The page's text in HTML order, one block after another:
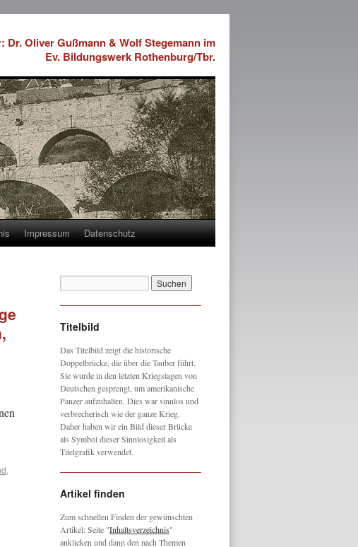
Dr. Oliver Gußmann & Wolf Stegemann im
Ev. Bildungswerk Rothenburg/Tbr.
Impressum Datenschutz
,
Titelbild
Das Titelbild zeigt die historische
Doppelbrücke, die über die Tauber führt.
Sie wurde in den letzten Kriegstagen von
Deutschen gesprengt, um amerikanische
Panzer aufzuhalten. Dies war sinnlos und
verbrecherisch wie der ganze Krieg.
Daher haben wir ein Bild dieser Brücke
als Symbol dieser Sinnlosigkeit als
Titelgrafik verwendet.
Artikel finden
Zum schnellen Finden der gewünschten
Artikel: Seite "Inhaltsverzeichnis"
anklicken und dann den nach Themen